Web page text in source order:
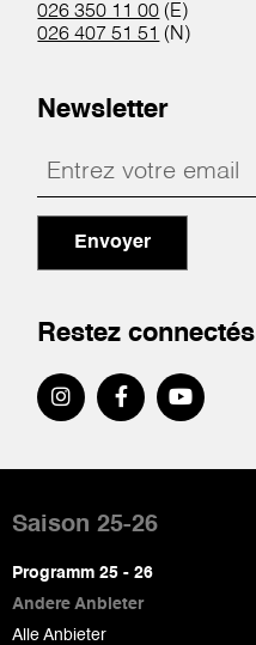
026 350 11 00 (E)
026 407 51 51 (N)
Newsletter
Envoyer
Restez connectés
de
page
Saison 25-26
Programm 25 - 26
Andere Anbieter
Alle Anbieter